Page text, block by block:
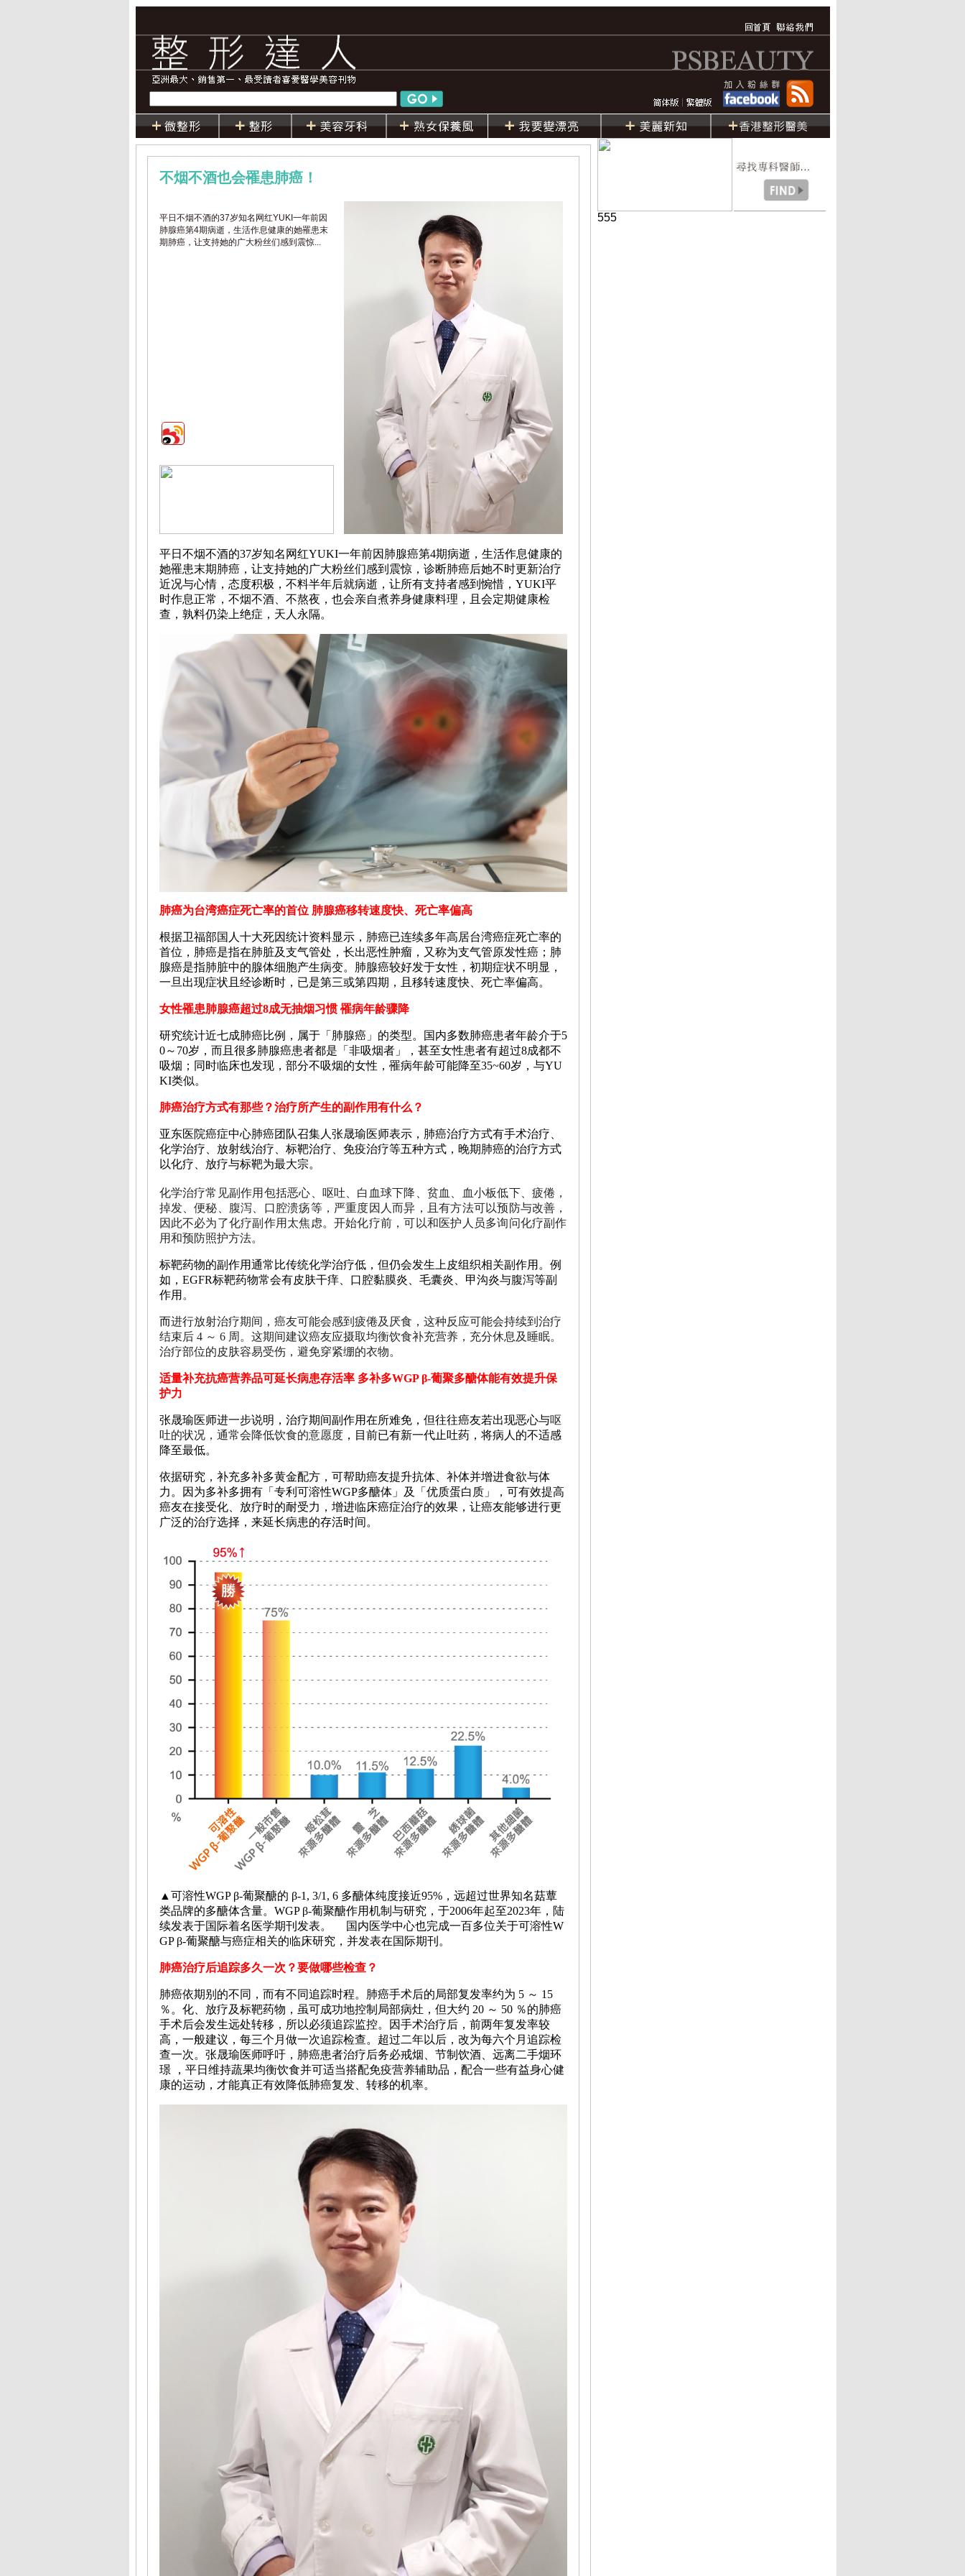
不烟不酒也会罹患肺癌！
平日不烟不酒的37岁知名网红YUKI一年前因
肺腺癌第4期病逝，生活作息健康的她罹患末
期肺癌，让支持她的广大粉丝们感到震惊...
平日不烟不酒的37岁知名网红YUKI一年前因肺腺癌第4期病逝，生活作息健康的
她罹患末期肺癌，让支持她的广大粉丝们感到震惊，诊断肺癌后她不时更新治疗
近况与心情，态度积极，不料半年后就病逝，让所有支持者感到惋惜，YUKI平
时作息正常，不烟不酒、不熬夜，也会亲自煮养身健康料理，且会定期健康检
查，孰料仍染上绝症，天人永隔。
肺癌为台湾癌症死亡率的首位 肺腺癌移转速度快、死亡率偏高
根据卫福部国人十大死因统计资料显示，肺癌已连续多年高居台湾癌症死亡率的
首位，肺癌是指在肺脏及支气管处，长出恶性肿瘤，又称为支气管原发性癌；肺
腺癌是指肺脏中的腺体细胞产生病变。肺腺癌较好发于女性，初期症状不明显，
一旦出现症状且经诊断时，已是第三或第四期，且移转速度快、死亡率偏高。
女性罹患肺腺癌超过8成无抽烟习惯罹病年龄骤降
研究统计近七成肺癌比例，属于「肺腺癌」的类型。国内多数肺癌患者年龄介于5
0～70岁，而且很多肺腺癌患者都是「非吸烟者」，甚至女性患者有超过8成都不
吸烟；同时临床也发现，部分不吸烟的女性，罹病年龄可能降至35~60岁，与YU
KI类似。
肺癌治疗方式有那些？治疗所产生的副作用有什么？
亚东医院癌症中心肺癌团队召集人张晟瑜医师表示，肺癌治疗方式有手术治疗、
化学治疗、放射线治疗、标靶治疗、免疫治疗等五种方式，晚期肺癌的治疗方式
以化疗、放疗与标靶为最大宗。
化学治疗常见副作用包括恶心、呕吐、白血球下降、贫血、血小板低下、疲倦，
掉发、便秘、腹泻、口腔溃疡等，严重度因人而异，且有方法可以预防与改善，
因此不必为了化疗副作用太焦虑。开始化疗前，可以和医护人员多询问化疗副作
用和预防照护方法。
标靶药物的副作用通常比传统化学治疗低，但仍会发生上皮组织相关副作用。例
如，EGFR标靶药物常会有皮肤干痒、口腔黏膜炎、毛囊炎、甲沟炎与腹泻等副
作用 。
而进行放射治疗期间，癌友可能会感到疲倦及厌食，这种反应可能会持续到治疗
结束后 4 ～ 6 周。这期间建议癌友应摄取均衡饮食补充营养，充分休息及睡眠。
治疗部位的皮肤容易受伤，避免穿紧绷的衣物。
适量补充抗癌营养品可延长病患存活率 多补多WGP β-葡聚多醣体能有效提升保
护力
张晟瑜医师进一步说明，治疗期间副作用在所难免，但往往癌友若出现恶心与呕
吐的状况，通常会降低饮食的意愿度，目前已有新一代止吐药，将病人的不适感
降至最低。
依据研究，补充多补多黄金配方，可帮助癌友提升抗体、补体并增进食欲与体
力。因为多补多拥有「专利可溶性WGP多醣体」及「优质蛋白质」，可有效提高
癌友在接受化、放疗时的耐受力，增进临床癌症治疗的效果，让癌友能够进行更
广泛的治疗选择，来延长病患的存活时间。
▲ 可溶性WGP β-葡聚醣的 β-1, 3/1, 6 多醣体纯度接近95%，远超过世界知名菇蕈
类品牌的多醣体含量。 WGP β-葡聚醣作用机制与研究，于2006年起至2023年，陆
续发表于国际着名医学期刊发表。
国内医学中心也完成一百多位关于可溶性W
GP β-葡聚醣与癌症相关的临床研究 ，并发表在国际期刊。
肺癌治疗后追踪多久一次？要做哪些检查？
肺癌依期别的不同，而有不同追踪时程。肺癌手术后的局部复发率约为 5 ～ 15
％。化、放疗及标靶药物，虽可成功地控制局部病灶，但大约 20 ～ 50 ％的肺癌
手术后会发生远处转移，所以必须追踪监控。因手术治疗后，前两年复发率较
高，一般建议，每三个月做一次追踪检查。超过二年以后，改为每六个月追踪检
查一次。张晟瑜医师呼吁，肺癌患者治疗后务必戒烟、节制饮酒、远离二手烟环
璟 ，平日维持蔬果均衡饮食并可适当搭配免疫营养辅助品 ，配合一些有益身心健
康的运动，才能真正有效降低肺癌复发、转移的机率。
555